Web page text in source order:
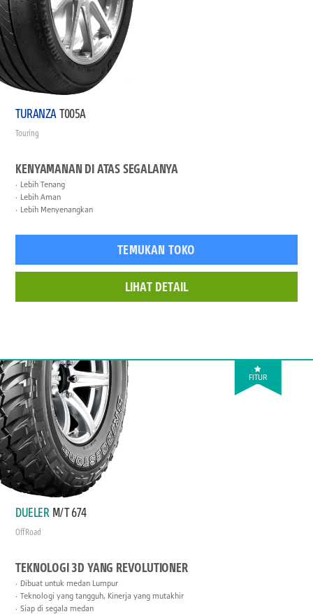
TURANZAT005A
Touring
KENYAMANAN DI ATAS SEGALANYA
Lebih Tenang
Lebih Aman
Lebih Menyenangkan
TEMUKAN TOKO
LIHAT DETAIL
FITUR
DUELER M/T 674
Off Road
TEKNOLOGI 3D YANG REVOLUTIONER
Dibuat untuk medan Lumpur
Teknologi yang tangguh, Kinerja yang mutakhir
Siap di segala medan